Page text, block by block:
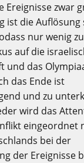
Ereignisse zwar
ist die Auflösung
nur wenig
auf die
und das
das Ende ist
und zu
wird das
eingeordnet
bei der
der Ereignisse